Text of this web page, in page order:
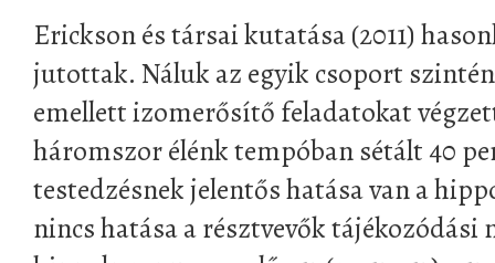
Erickson és társai kutatása (2011)
jutottak. Náluk az egyik csoport
emellett izomerősítő feladatokat
háromszor élénk tempóban sétált 40
testedzésnek jelentős hatása van a
nincs hatása a résztvevők tájékozódási